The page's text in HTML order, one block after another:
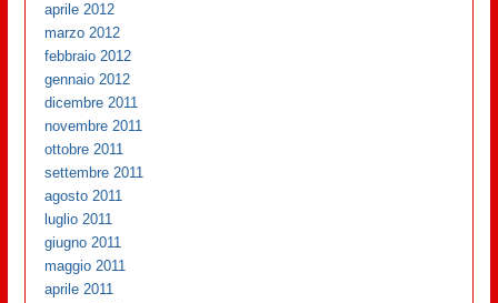
aprile 2012
marzo 2012
febbraio 2012
gennaio 2012
dicembre 2011
novembre 2011
ottobre 2011
settembre 2011
agosto 2011
luglio 2011
giugno 2011
maggio 2011
aprile 2011